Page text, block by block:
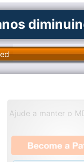
Ajude a manter o